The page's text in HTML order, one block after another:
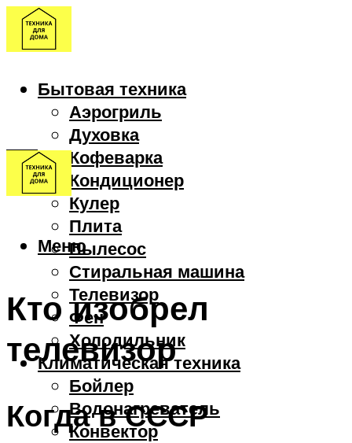
Бытовая техника
Аэрогриль
Духовка
Кофеварка
Кондиционер
Кулер
Плита
Пылесос
Стиральная машина
Телевизор
Фен
Холодильник
Климатическая техника
Бойлер
Водонагреватель
Конвектор
Меню
Кто изобрел
телевизор
Когда в СССР